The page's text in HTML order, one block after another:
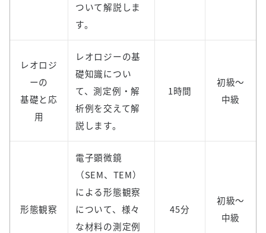
ついて解説しま
す。
レオロジ
ーの
基礎と応
用
レオロジーの基
礎知識につい
て、測定例・解
析例を交えて解
説します。
1時間
初級～
中級
形態観察
電子顕微鏡
（SEM、TEM）
による形態観察
について、様々
な材料の測定例
45分
初級～
中級